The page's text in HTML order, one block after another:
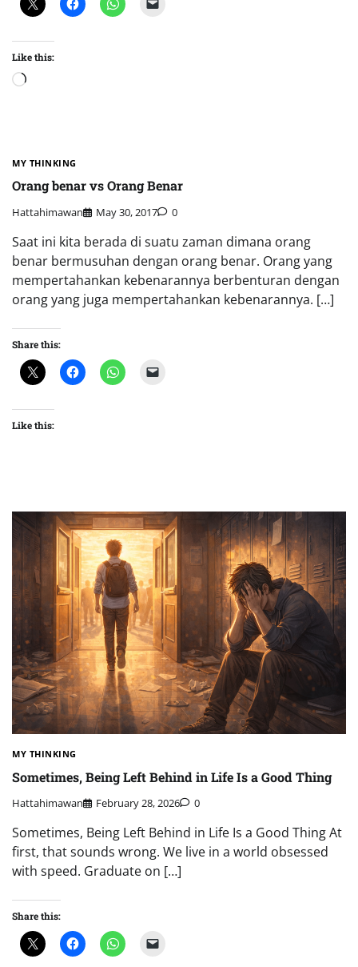
Like this:
Loading…
MY THINKING
Orang benar vs Orang Benar
Hattahimawan May 30, 2017 0
Saat ini kita berada di suatu zaman dimana orang
benar bermusuhan dengan orang benar. Orang yang
mempertahankan kebenarannya berbenturan dengan
orang yang juga mempertahankan kebenarannya. […]
Share this:
Like this:
MY THINKING
Sometimes, Being Left Behind in Life Is a Good Thing
Hattahimawan February 28, 2026 0
Sometimes, Being Left Behind in Life Is a Good Thing At
first, that sounds wrong. We live in a world obsessed
with speed. Graduate on […]
Share this: